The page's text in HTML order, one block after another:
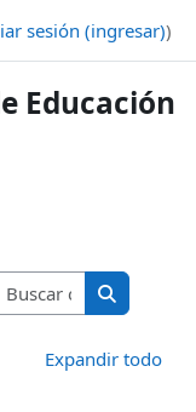
sesión (ingresar))
Educación
Buscar
Buscar
Expandir todo